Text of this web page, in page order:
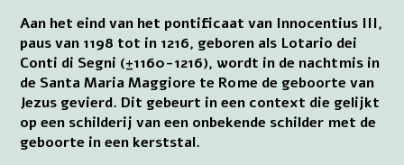
Aan het eind van het pontificaat van Innocentius III,
paus van 1198 tot in 1216, geboren als Lotario dei
Conti di Segni (±1160-1216), wordt in de nachtmis in
de Santa Maria Maggiore te Rome de geboorte van
Jezus gevierd. Dit gebeurt in een context die gelijkt
op een schilderij van een onbekende schilder met de
geboorte in een kerststal.